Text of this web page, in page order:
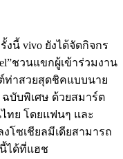
รั้งนี้ vivo ยังได้จัดกิจกร
ชวนแขกผู้เข้าร่วมงาน
ท่าสวยสุดชิคแบบนาย
บับพิเศษ ด้วยสมาร์ต
ทย โดยแฟนๆ และ
โซเชียลมีเดียสามารถ
ได้ที่แฮช